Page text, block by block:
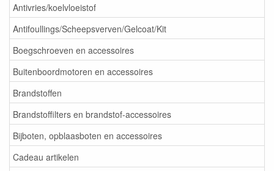
Antivries/koelvloeistof
Antifoullings/Scheepsverven/Gelcoat/Kit
Boegschroeven en accessoires
Buitenboordmotoren en accessoires
Brandstoffen
Brandstoffilters en brandstof-accessoires
Bijboten, opblaasboten en accessoires
Cadeau artikelen